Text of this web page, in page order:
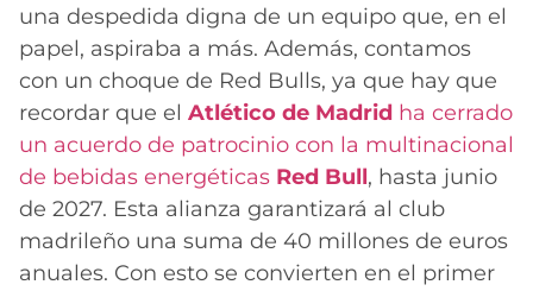
una despedida digna de un equipo que, en el
papel, aspiraba a más. Además, contamos
con un choque de Red Bulls, ya que hay que
recordar que el Atlético de Madrid ha cerrado
un acuerdo de patrocinio con la multinacional
de bebidas energéticas Red Bull, hasta junio
de 2027. Esta alianza garantizará al club
madrileño una suma de 40 millones de euros
anuales. Con esto se convierten en el primer